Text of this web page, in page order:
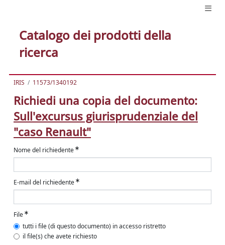
Catalogo dei prodotti della
ricerca
IRIS 11573/1340192
Richiedi una copia del documento:
Sull'excursus giurisprudenziale del
"caso Renault"
Nome del richiedente
E-mail del richiedente
File
tutti i file (di questo documento) in accesso ristretto
il file(s) che avete richiesto